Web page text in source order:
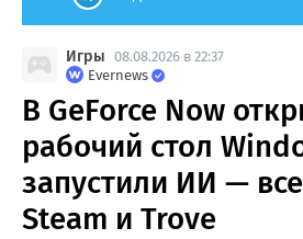
Игры 08.08.2026 в 22:37
Evernews
В GeForce Now
рабочий стол
запустили ИИ —
Steam и Trove